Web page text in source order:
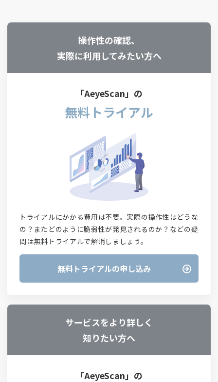
操作性の確認、
実際に利用してみたい方へ
「AeyeScan」の
無料トライアル
トライアルにかかる費用は不要。実際の操作性はどうな
の？またどのように脆弱性が発見されるのか？などの疑
問は無料トライアルで解消しましょう。
無料トライアルの申し込み
サービスをより詳しく
知りたい方へ
「AeyeScan」の